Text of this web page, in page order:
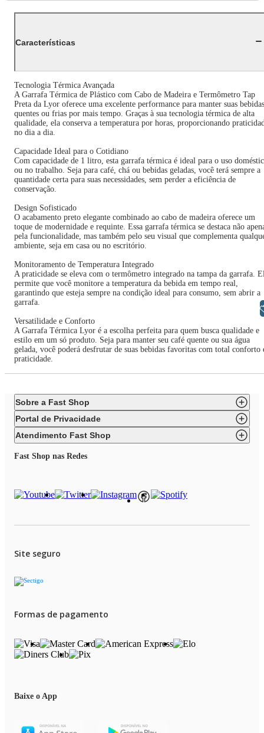
Características
Tecnologia Térmica Avançada
A Garrafa Térmica de Plástico com Cabo de Madeira e Termômetro Tap
Preta da Lyor oferece uma excelente performance para manter suas bebidas
quentes ou frias por mais tempo. Graças à sua tecnologia térmica de alta
qualidade, ela conserva a temperatura por horas, proporcionando
no dia a dia.
Capacidade Ideal para o Cotidiano
Com capacidade de 1 litro, esta garrafa térmica é ideal para o uso
ou no trabalho. Seja para café, chá ou bebidas geladas, você terá sempre a
quantidade certa para suas necessidades, sem perder a eficiência de
conservação.
Design Sofisticado
O acabamento preto elegante combinado ao cabo de madeira oferece um
toque de modernidade e requinte. Essa garrafa térmica se destaca não
pela funcionalidade, mas também pelo seu visual que complementa
ambiente, seja em casa ou no escritório.
Monitoramento de Temperatura Integrado
A praticidade se eleva com o termômetro integrado na tampa da garrafa.
permite que você monitore a temperatura da bebida em tempo real,
garantindo que esteja sempre na condição ideal para consumo, sem abrir a
garrafa.
Versatilidade e Conforto
A Garrafa Térmica Lyor é a escolha perfeita para quem busca qualidade e
estilo em um só produto. Seja para manter seu café quente ou sua água
gelada, você poderá desfrutar de suas bebidas favoritas com total conforto
praticidade.
Sobre a Fast Shop
Portal de Privacidade
Atendimento Fast Shop
Fast Shop nas Redes
Site seguro
Formas de pagamento
Baixe o App